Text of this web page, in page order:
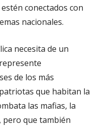
conectados con
nacionales.
necesita de un
de los más
que habitan la
las mafias, la
que también